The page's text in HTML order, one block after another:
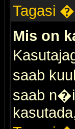
Tagasi
Mis on
saab
saab